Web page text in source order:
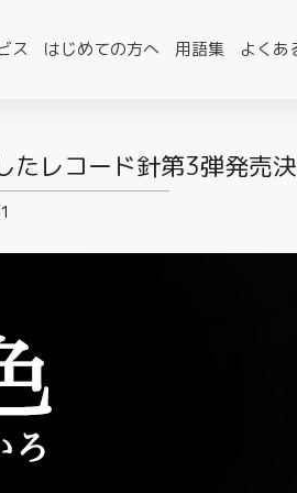
ス はじめての方へ 用語集 よくあ
たレコード針第3弾発売